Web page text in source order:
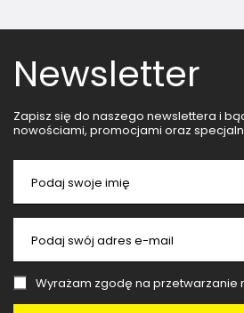
Newsletter
Zapisz się do naszego newslettera i
nowościami, promocjami oraz
Podaj swoje imię
Podaj swój adres e-mail
Wyrażam zgodę na przetwarzanie moich danych osobowych (adres e-mail) na potrzeby